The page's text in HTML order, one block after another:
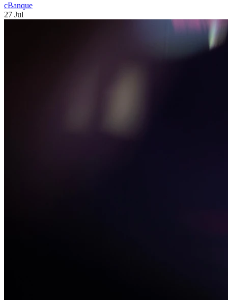
cBanque
27 Jul